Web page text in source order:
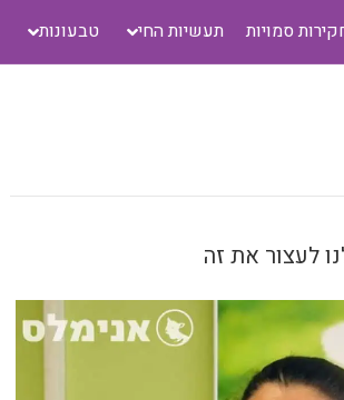
סמויות תעשיות החי טבעונות
לעצור את זה